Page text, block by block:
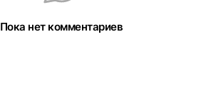
Пока нет комментариев